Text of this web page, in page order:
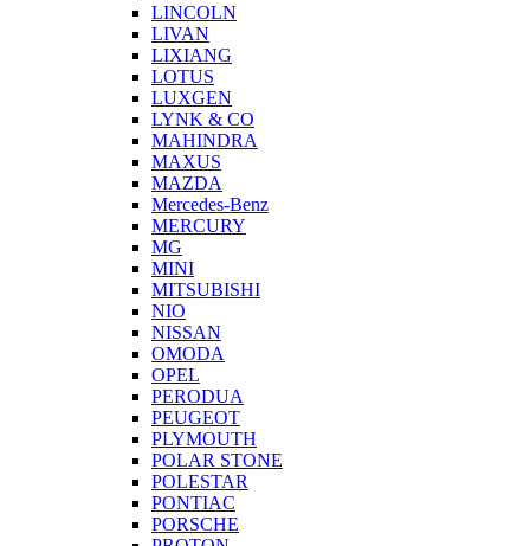
LINCOLN
LIVAN
LIXIANG
LOTUS
LUXGEN
LYNK & CO
MAHINDRA
MAXUS
MAZDA
Mercedes-Benz
MERCURY
MG
MINI
MITSUBISHI
NIO
NISSAN
OMODA
OPEL
PERODUA
PEUGEOT
PLYMOUTH
POLAR STONE
POLESTAR
PONTIAC
PORSCHE